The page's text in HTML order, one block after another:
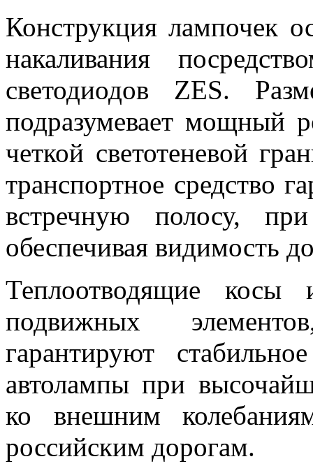
Конструкция лампочек
накаливания
светодиодов ZES.
подразумевает мощный
четкой светотеневой
транспортное средство
встречную полосу,
обеспечивая видимость
Теплоотводящие косы
подвижных
гарантируют
автолампы при
ко внешним
российским дорогам.